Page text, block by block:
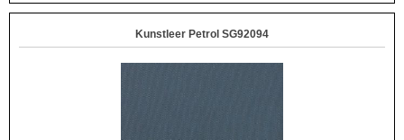
Kunstleer Petrol SG92094